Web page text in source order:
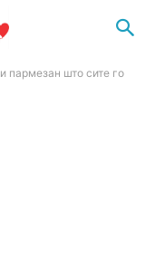
пармезан што сите го